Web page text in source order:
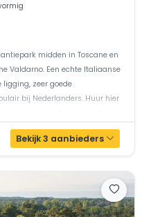
midden in Toscane en
Valdarno. Een echte Italiaanse
zeer goede
bij Nederlanders. Huur hier
Bekijk 3 aanbieders